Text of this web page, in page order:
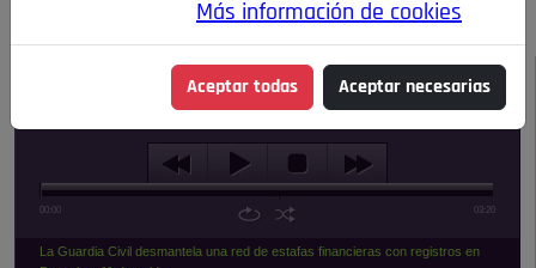
NOTICIAS
Escucha el audio de esta noticia:
00:00 03:20
La Guardia Civil desmantela una red de estafas financieras con registros en
Más información de cookies
Aceptar todas Aceptar necesarias